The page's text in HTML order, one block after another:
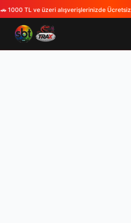
🚗 1000 TL ve üzeri alışverişlerinizde